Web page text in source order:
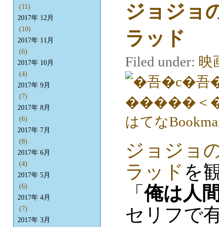
ジョジョ
ラッド
Filed under: 映
ジョジョ
ラッド を
「俺は人
セリフで
(11)
2017年 12月
(10)
2017年 11月
(6)
2017年 10月
(4)
2017年 9月
(7)
2017年 8月
(6)
2017年 7月
(8)
2017年 6月
(4)
2017年 5月
(6)
2017年 4月
(7)
2017年 3月